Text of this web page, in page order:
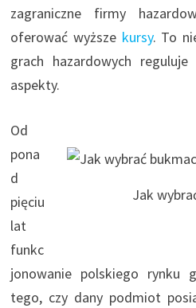
zagraniczne firmy
oferować wyższe kursy. To
grach hazardowych reguluje
aspekty.
Jak
Od
pona
d
pięciu
lat
funkc
jonowanie polskiego rynku
tego, czy dany podmiot